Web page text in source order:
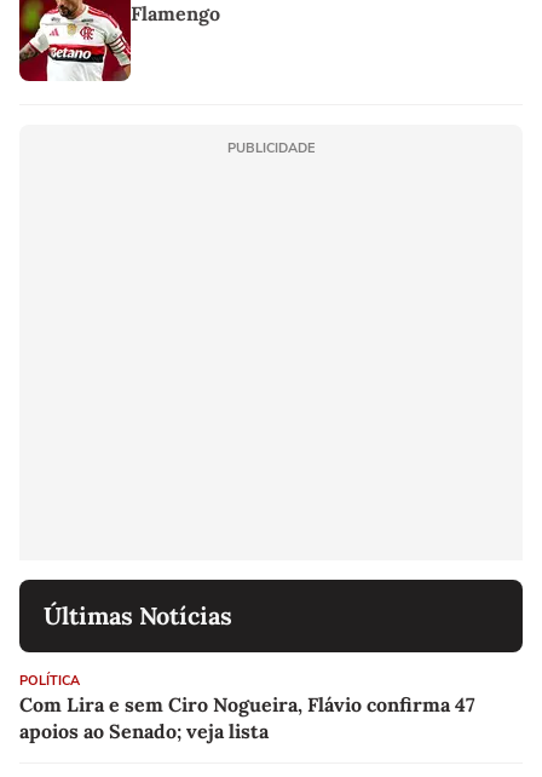
Flamengo
PUBLICIDADE
Últimas Notícias
POLÍTICA
Com Lira e sem Ciro Nogueira, Flávio confirma 47
apoios ao Senado; veja lista